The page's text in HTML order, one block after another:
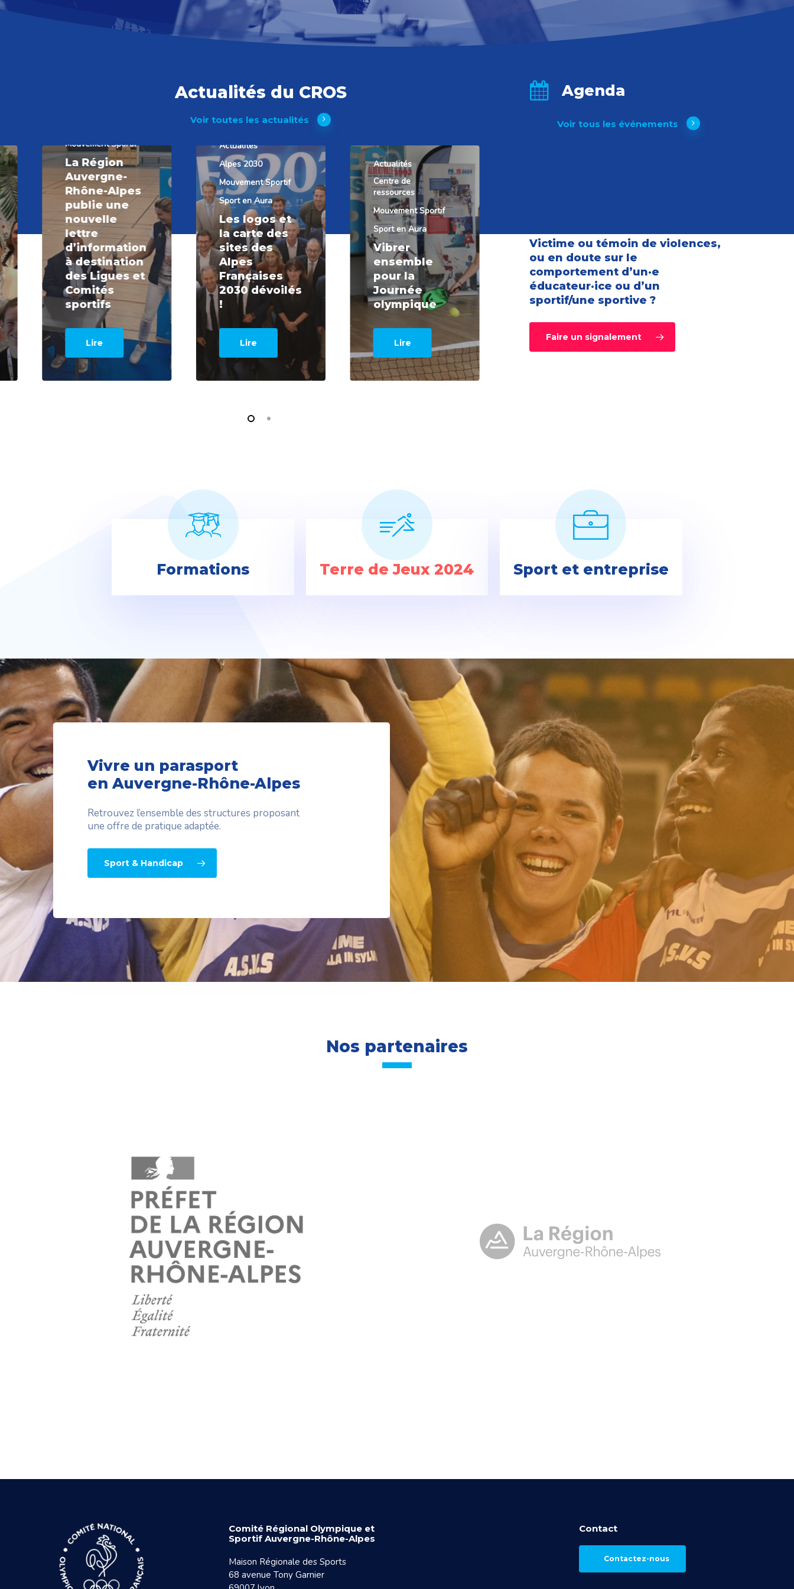
Actualités du CROS
Voir toutes les actualités
Mouvement Sportif
La Région
Auvergne-
Rhône-Alpes
publie une
nouvelle
lettre
d’information
à destination
des Ligues et
Comités
sportifs
Lire
Actualités
Alpes 2030
Mouvement Sportif
Sport en Aura
Les logos et
la carte des
sites des
Alpes
Françaises
2030 dévoilés
!
Lire
Actualités
Centre de
ressources
Mouvement Sportif
Sport en Aura
Vibrer
ensemble
pour la
Journée
olympique
Lire
Agenda
Voir tous les événements
Victime ou témoin de violences,
ou en doute sur le
comportement d’un·e
éducateur·ice ou d’un
sportif/une sportive ?
Faire un signalement
Formations Terre de Jeux 2024 Sport et entreprise
Vivre un parasport
en Auvergne-Rhône-Alpes
Retrouvez l’ensemble des structures proposant
une offre de pratique adaptée.
Sport & Handicap
Nos partenaires
Comité Régional Olympique et
Sportif Auvergne-Rhône-Alpes
Maison Régionale des Sports
68 avenue Tony Garnier
Contact
Contactez-nous